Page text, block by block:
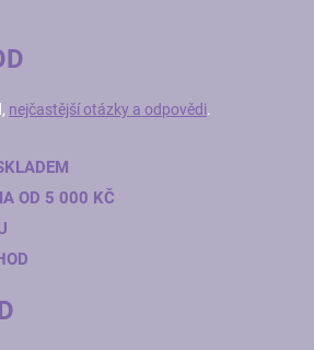
nejčastější otázky a odpovědi.
OD 5 000 KČ